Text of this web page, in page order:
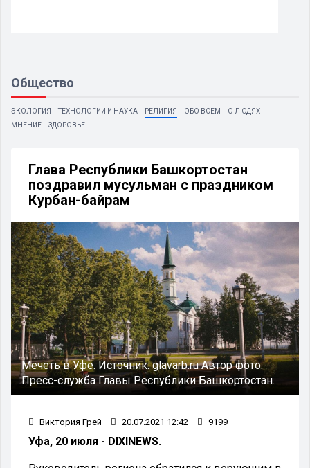
Общество
ЭКОЛОГИЯ ТЕХНОЛОГИИ И НАУКА РЕЛИГИЯ ОБО ВСЕМ
О ЛЮДЯХ
МНЕНИЕ
ЗДОРОВЬЕ
Глава Республики Башкортостан
поздравил мусульман с праздником
Курбан-байрам
Мечеть в Уфе.Источник:glavarb.ruАвтор фото:
Пресс-служба Главы Республики Башкортостан.
Виктория Грей 20.07.2021 12:42 9199
Уфа, 20 июля - DIXINEWS.